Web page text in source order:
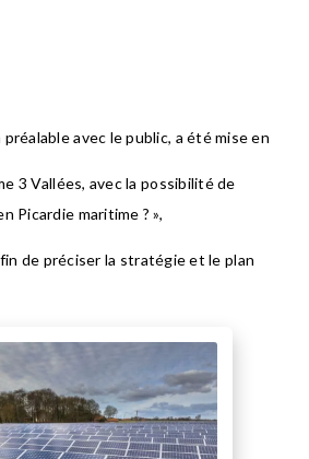
avec le public, a été mise en
3 Vallées, avec la possibilité de
Picardie maritime ? »,
de préciser la stratégie et le plan